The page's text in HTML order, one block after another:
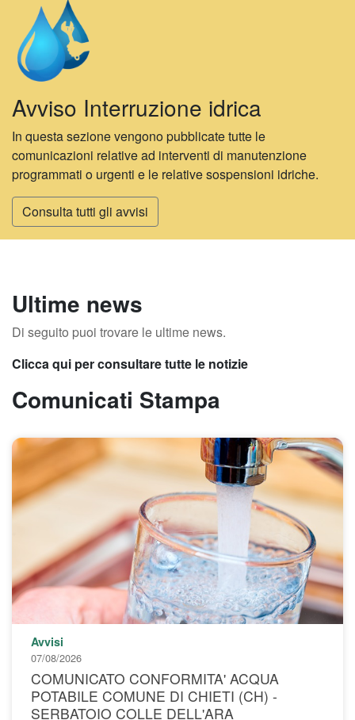
Avviso Interruzione idrica
In questa sezione vengono pubblicate tutte le
comunicazioni relative ad interventi di manutenzione
programmati o urgenti e le relative sospensioni idriche.
Consulta tutti gli avvisi
Ultime news
Di seguito puoi trovare le ultime news.
Clicca qui per consultare tutte le notizie
Comunicati Stampa
Avvisi
07/08/2026
COMUNICATO CONFORMITA' ACQUA
POTABILE COMUNE DI CHIETI (CH) -
SERBATOIO COLLE DELL'ARA